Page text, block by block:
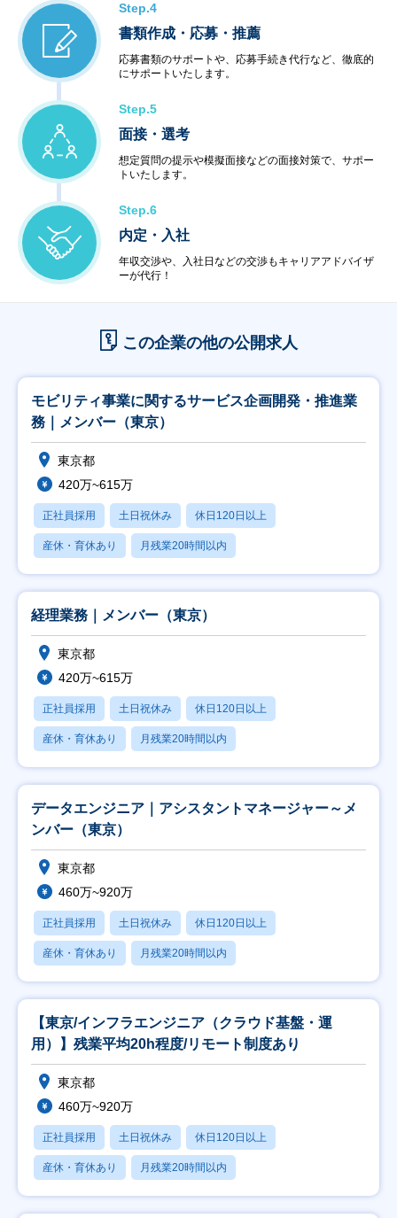
Step.4
書類作成・応募・推薦
応募書類のサポートや、応募手続き代行など、徹底的
にサポートいたします。
Step.5
面接・選考
想定質問の提示や模擬面接などの面接対策で、サポー
トいたします。
Step.6
内定・入社
年収交渉や、入社日などの交渉もキャリアアドバイザ
ーが代行！
この企業の他の公開求人
モビリティ事業に関するサービス企画開発・推進業
務｜メンバー（東京）
東京都
420万~615万
正社員採用 土日祝休み 休日120日以上
産休・育休あり 月残業20時間以内
経理業務｜メンバー（東京）
東京都
420万~615万
正社員採用 土日祝休み 休日120日以上
産休・育休あり 月残業20時間以内
データエンジニア｜アシスタントマネージャー～メ
ンバー（東京）
東京都
460万~920万
正社員採用 土日祝休み 休日120日以上
産休・育休あり 月残業20時間以内
【東京/インフラエンジニア（クラウド基盤・運
用）】残業平均20h程度/リモート制度あり
東京都
460万~920万
正社員採用 土日祝休み 休日120日以上
産休・育休あり 月残業20時間以内